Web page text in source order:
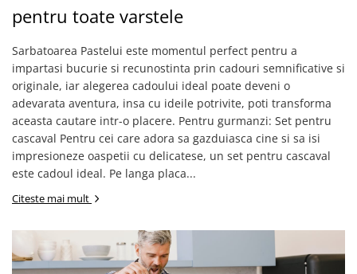
pentru toate varstele
Sarbatoarea Pastelui este momentul perfect pentru a
impartasi bucurie si recunostinta prin cadouri semnificative si
originale, iar alegerea cadoului ideal poate deveni o
adevarata aventura, insa cu ideile potrivite, poti transforma
aceasta cautare intr-o placere. Pentru gurmanzi: Set pentru
cascaval Pentru cei care adora sa gazduiasca cine si sa isi
impresioneze oaspetii cu delicatese, un set pentru cascaval
este cadoul ideal. Pe langa placa...
Citeste mai mult